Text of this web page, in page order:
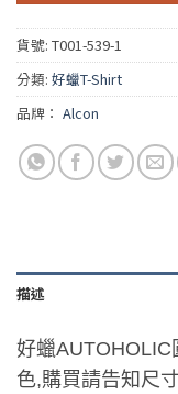
貨號: T001-539-1
分類: 好蠟T-Shirt
品牌： Alcon
描述
好蠟
色,購買請告知尺寸